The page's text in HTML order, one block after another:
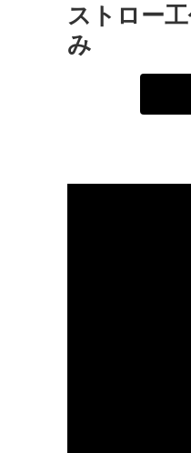
ストロー
み